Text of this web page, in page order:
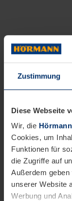
Zustimmung
Diese Webseite
Wir, die
Cookies, um
Funktionen für
die Zugriffe auf
Außerdem
unserer Website
Werbung und